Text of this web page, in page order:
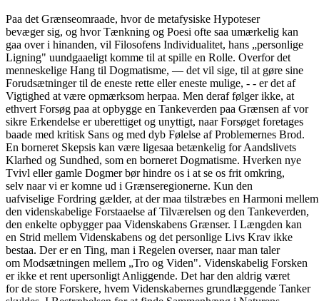
Paa det Grænseomraade, hvor de metafysiske Hypoteser
bevæger sig, og hvor Tænkning og Poesi ofte saa umærkelig kan
gaa over i hinanden, vil Filosofens Individualitet, hans „personlige
Ligning" uundgaaeligt komme til at spille en Rolle. Overfor det
menneskelige Hang til Dogmatisme, — det vil sige, til at gøre sine
Forudsætninger til de eneste rette eller eneste mulige, - - er det af
Vigtighed at være opmærksom herpaa. Men deraf følger ikke, at
ethvert Forsøg paa at opbygge en Tankeverden paa Grænsen af vor
sikre Erkendelse er uberettiget og unyttigt, naar Forsøget foretages
baade med kritisk Sans og med dyb Følelse af Problemernes Brod.
En borneret Skepsis kan være ligesaa betænkelig for Aandslivets
Klarhed og Sundhed, som en borneret Dogmatisme. Hverken nye
Tvivl eller gamle Dogmer bør hindre os i at se os frit omkring,
selv naar vi er komne ud i Grænseregionerne. Kun den
uafviselige Fordring gælder, at der maa tilstræbes en Harmoni mellem
den videnskabelige Forstaaelse af Tilværelsen og den Tankeverden,
den enkelte opbygger paa Videnskabens Grænser. I Længden kan
en Strid mellem Videnskabens og det personlige Livs Krav ikke
bestaa. Der er en Ting, man i Regelen overser, naar man taler
om Modsætningen mellem „Tro og Viden". Videnskabelig Forsken
er ikke et rent upersonligt Anliggende. Det har den aldrig været
for de store Forskere, hvem Videnskabernes grundlæggende Tanker